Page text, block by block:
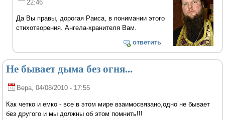
22:46
Да Вы правы, дорогая Раиса, в понимании этого
стихотворения. Ангела-хранителя Вам.
ответить
Не бывает дыма без огня...
Вера, 04/08/2010 - 17:55
Как четко и емко - все в этом мире взаимосвязано,одно не бывает
без другого и мы должны об этом помнить!!!